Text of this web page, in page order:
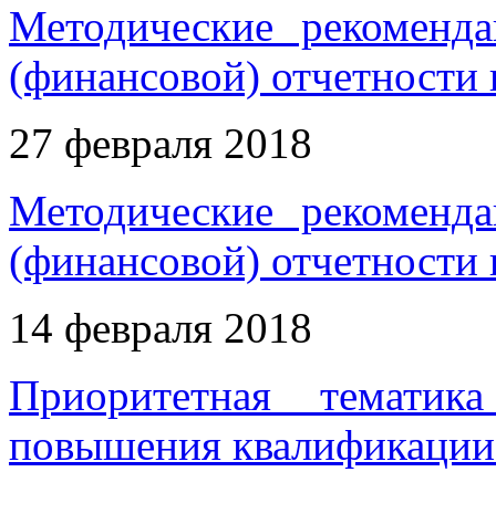
Методические
(финансовой)
27 февраля 2018
Методические
(финансовой)
14 февраля 2018
Приоритетная
повышения